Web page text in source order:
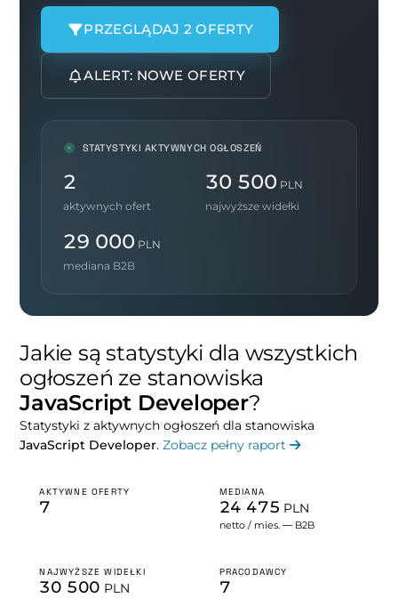
PRZEGLĄDAJ 2 OFERTY
ALERT: NOWE OFERTY
STATYSTYKI AKTYWNYCH OGŁOSZEŃ
2
aktywnych ofert
30 500 PLN
najwyższe widełki
29 000 PLN
mediana B2B
Jakie są statystyki dla wszystkich
ogłoszeń ze stanowiska
JavaScript Developer?
Statystyki z aktywnych ogłoszeń dla stanowiska
JavaScript Developer.Zobacz pełny raport
AKTYWNE OFERTY
7
MEDIANA
24 475 PLN
netto / mies. — B2B
NAJWYŻSZE WIDEŁKI
30 500 PLN
PRACODAWCY
7